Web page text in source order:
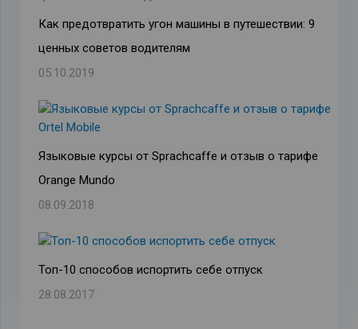
Как предотвратить угон машины в путешествии: 9
ценных советов водителям
05.10.2019
Языковые курсы от Sprachcaffe и отзыв о тарифе
Orange Mundo
08.09.2018
Топ-10 способов испортить себе отпуск
28.08.2017